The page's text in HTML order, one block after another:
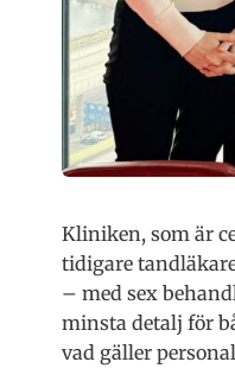
Kliniken, som är
tidigare
– med sex
minsta detalj för
vad gäller